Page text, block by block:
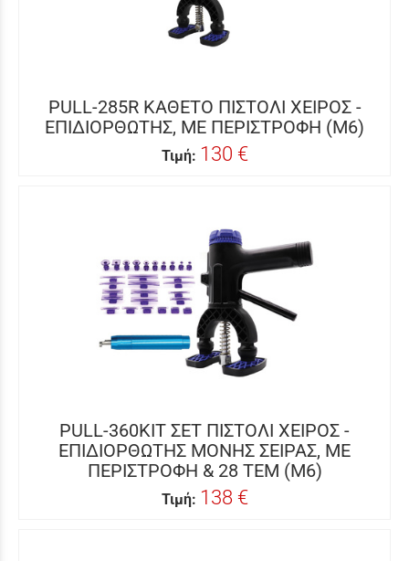
PULL-285R ΚΑΘΕΤΟ ΠΙΣΤΟΛΙ ΧΕΙΡΟΣ -
ΕΠΙΔΙΟΡΘΩΤΗΣ, ΜΕ ΠΕΡΙΣΤΡΟΦΗ (Μ6)
Τιμή: 130 €
PULL-360KIT ΣΕΤ ΠΙΣΤΟΛΙ ΧΕΙΡΟΣ -
ΕΠΙΔΙΟΡΘΩΤΗΣ ΜΟΝΗΣ ΣΕΙΡΑΣ, ΜΕ
ΠΕΡΙΣΤΡΟΦΗ & 28 ΤΕΜ (Μ6)
Τιμή: 138 €